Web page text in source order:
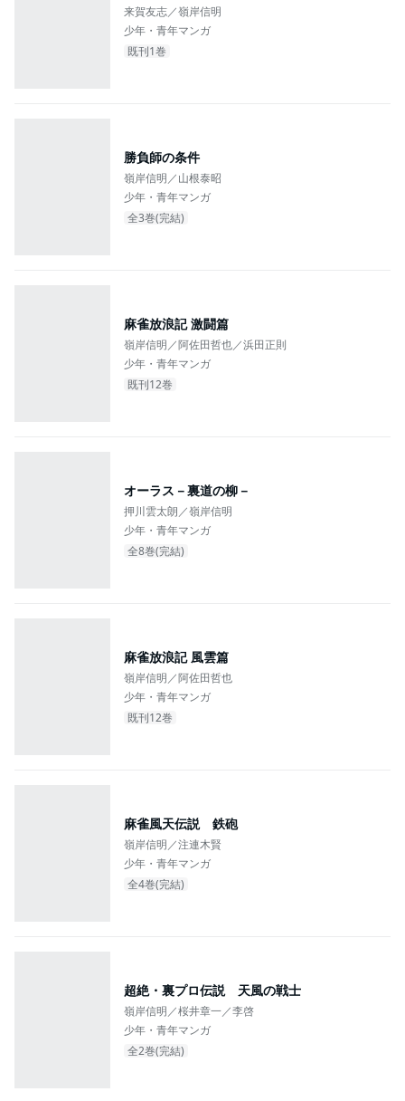
来賀友志／嶺岸信明
少年・青年マンガ
既刊1巻
勝負師の条件
嶺岸信明／山根泰昭
少年・青年マンガ
全3巻(完結)
麻雀放浪記 激闘篇
嶺岸信明／阿佐田哲也／浜田正則
少年・青年マンガ
既刊12巻
オーラス－裏道の柳－
押川雲太朗／嶺岸信明
少年・青年マンガ
全8巻(完結)
麻雀放浪記 風雲篇
嶺岸信明／阿佐田哲也
少年・青年マンガ
既刊12巻
麻雀風天伝説 鉄砲
嶺岸信明／注連木賢
少年・青年マンガ
全4巻(完結)
超絶・裏プロ伝説 天風の戦士
嶺岸信明／桜井章一／李啓
少年・青年マンガ
全2巻(完結)